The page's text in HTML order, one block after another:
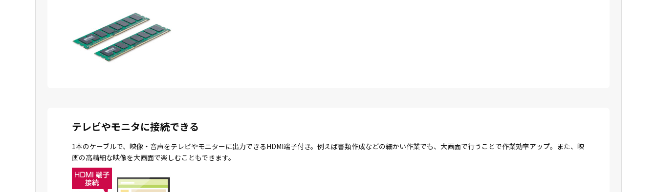
テレビやモニタに接続できる
1本のケーブルで、映像・音声をテレビやモニターに出力できるHDMI端子付き。例えば書類作成などの細かい作業でも、大画面で行うことで作業効率アップ。また、映
画の高精細な映像を大画面で楽しむこともできます。